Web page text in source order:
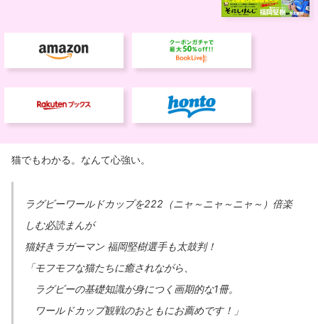
猫でもわかる。なんて心強い。
ラグビーワールドカップを222（ニャ～ニャ～ニャ～）倍楽
しむ必読まんが
猫好きラガーマン 福岡堅樹選手も太鼓判！
「モフモフな猫たちに癒されながら、
ラグビーの基礎知識が身につく画期的な1冊。
ワールドカップ観戦のおともにお薦めです！」